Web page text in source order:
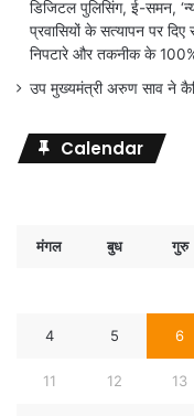
डिजिटल पुलिसिंग, ई-समन,
प्रवासियों के सत्यापन पर दिए
निपटारे और तकनीक के
उप मुख्यमंत्री अरुण साव ने
Calendar
मंगल बुध गुरु
4 5 6
11 12 13